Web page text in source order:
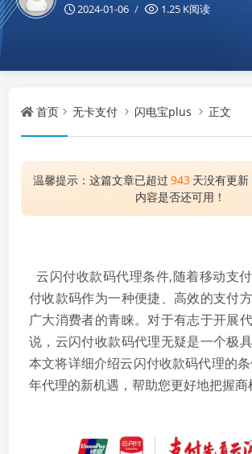
2024-01-06
1.25 K阅读
首页 无卡支付 闪电宝plus 正文
温馨提示：这篇文章已超过 943 天没有更
内容是否还可用！
云闪付收款码代理条件,随着移动支
付收款码作为一种便捷、高效的支付
广大消费者的青睐。对于有志于开展
说，云闪付收款码代理无疑是一个极具
本文将详细介绍云闪付收款码代理的
年代理的新机遇，帮助您更好地把握商